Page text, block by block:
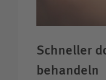
Schneller
behandeln